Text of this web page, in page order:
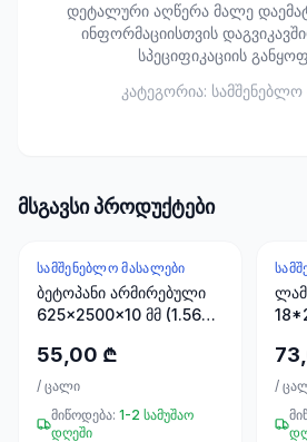
107
პროდუქტი
ხელსაწყოები
30
სამაგრები
20
სახლი და
10
დეტალური აღწერა მალე
ინფორმაციისთვის
სპეციფიკაციის
კატეგორია: სამშენებლო
მსგავსი პროდუქტები
ᲡᲐᲛᲨᲔᲜᲔᲑᲚᲝ ᲛᲐᲡᲐᲚᲔᲑᲘ
ბეტოპანი არმირებული
625x2500x10 მმ (1.5625
55,00 ₾
/ ცალი
მიწოდება: 1-2 სამუშაო
დღეში
/